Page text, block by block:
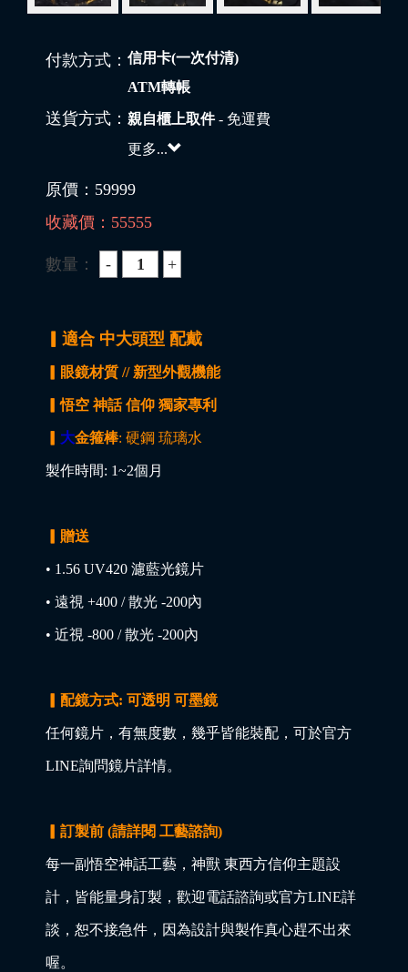
付款方式： 信用卡(一次付清)
ATM轉帳
送貨方式： 親自櫃上取件- 免運費
更多...
原價： 59999
收藏價： 55555
數量：
▎適合 中大頭型 配戴
▎眼鏡材質 // 新型外觀機能
▎悟空 神話 信仰 獨家專利
大金箍棒: 硬鋼 琉璃水
製作時間: 1~2個月
▎贈送
• 1.56 UV420 濾藍光鏡片
• 遠視 +400 / 散光 -200內
• 近視 -800 / 散光 -200內
▎配鏡方式: 可透明 可墨鏡
任何鏡片，有無度數，幾乎皆能裝配，可於官方
LINE詢問鏡片詳情。
▎訂製前 (請詳閱 工藝諮詢)
每一副悟空神話工藝，神獸 東西方信仰主題設
計，皆能量身訂製，歡迎電話諮詢或官方LINE詳
談，恕不接急件，因為設計與製作真心趕不出來
喔。